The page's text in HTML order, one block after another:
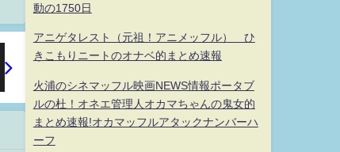
動の1750日
アニゲタレスト（元祖！アニメッフル） ひ
きこもりニートのオナベ的まとめ速報
火浦のシネマッフル映画NEWS情報ポータブ
ルの杜！オネエ管理人オカマちゃんの鬼女的
まとめ速報!オカマッフルアタックナンバーハ
ーフ